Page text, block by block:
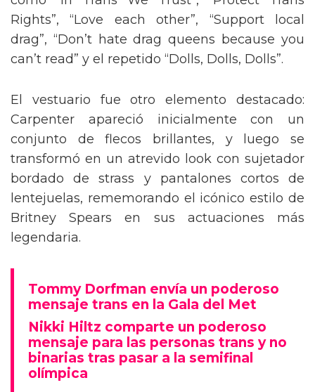
como “In Trans We Trust”, “Protect Trans
Rights”, “Love each other”, “Support local
drag”, “Don’t hate drag queens because you
can’t read” y el repetido “Dolls, Dolls, Dolls”.
El vestuario fue otro elemento destacado:
Carpenter apareció inicialmente con un
conjunto de flecos brillantes, y luego se
transformó en un atrevido look con sujetador
bordado de strass y pantalones cortos de
lentejuelas, rememorando el icónico estilo de
Britney Spears en sus actuaciones más
legendaria.
Tommy Dorfman envía un poderoso
mensaje trans en la Gala del Met
Nikki Hiltz comparte un poderoso
mensaje para las personas trans y no
binarias tras pasar a la semifinal
olímpica